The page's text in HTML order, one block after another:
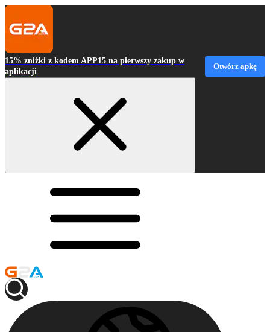
15% zniżki z kodem APP15 na pierwszy zakup w
aplikacji
Otwórz apkę